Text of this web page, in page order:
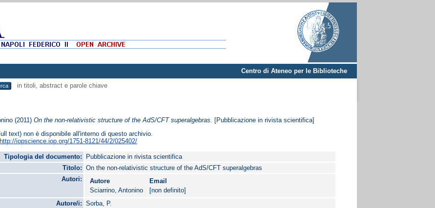
Centro di Ateneo per le Biblioteche
in titoli, abstract e parole chiave
(2011)On the non-relativistic structure of the AdS/CFT superalgebras.
[Pubblicazione in rivista scientifica]
text) non è disponibile all'interno di questo archivio.
http://iopscience.iop.org/1751-8121/44/2/025402/
Tipologia del documento:
Pubblicazione in rivista scientifica
Titolo:
On the non-relativistic structure of the AdS/CFT superalgebras
Autori:
Autore
Email
Sciarrino, Antonino
[non definito]
Autore/i:
Sorba, P.